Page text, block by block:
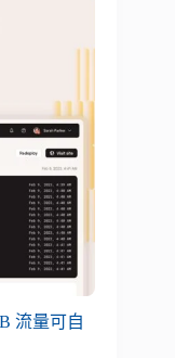
流量可自